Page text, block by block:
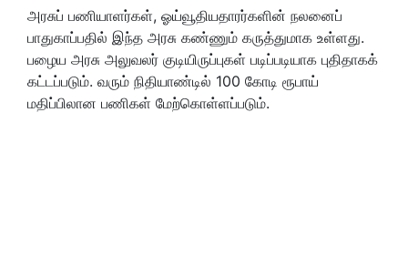
அரசுப் பணியாளர்கள், ஓய்வூதியதாரர்களின் நலனைப்
பாதுகாப்பதில் இந்த அரசு கண்ணும் கருத்துமாக உள்ளது.
பழைய அரசு அலுவலர் குடியிருப்புகள் படிப்படியாக புதிதாகக்
கட்டப்படும். வரும் நிதியாண்டில் 100 கோடி ரூபாய்
மதிப்பிலான பணிகள் மேற்கொள்ளப்படும்.